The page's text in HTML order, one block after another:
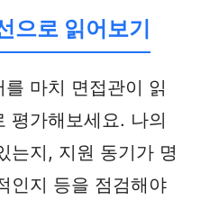
으로 읽어보기
마치 면접관이 읽
평가해보세요. 나의
는지, 지원 동기가 명
인지 등을 점검해야